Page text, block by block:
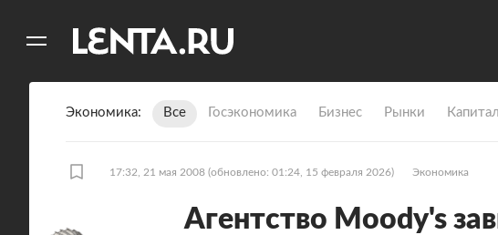
Экономика Все Госэкономика Бизнес Рынки Капитал
17:32, 21 мая 2008 (обновлено: 01:24, 15 февраля 2026) Экономика
Агентство Moody's